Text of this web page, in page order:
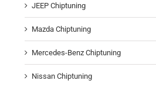
JEEP Chiptuning
Mazda Chiptuning
Mercedes-Benz Chiptuning
Nissan Chiptuning